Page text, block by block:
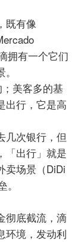
既有像
拥有一个它们
美客多的基
出行，它是高
几次银行，但
「出行」就是
卖场景（DiDi
彻底截流，滴
环境，发动利